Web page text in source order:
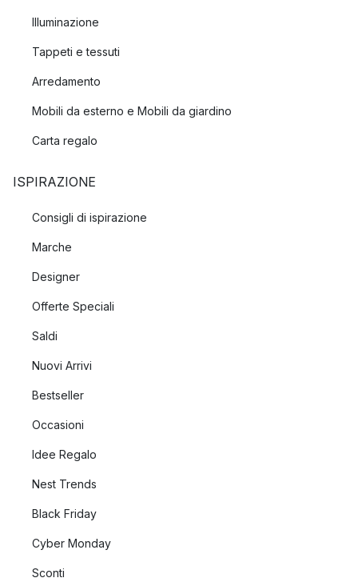
Illuminazione
Tappeti e tessuti
Arredamento
Mobili da esterno e Mobili da giardino
Carta regalo
ISPIRAZIONE
Consigli di ispirazione
Marche
Designer
Offerte Speciali
Saldi
Nuovi Arrivi
Bestseller
Occasioni
Idee Regalo
Nest Trends
Black Friday
Cyber Monday
Sconti